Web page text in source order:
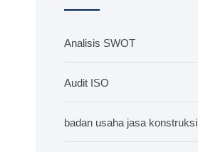
Analisis SWOT
Audit ISO
badan usaha jasa konstruksi